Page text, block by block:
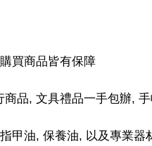
買商品皆有保障
商品, 文具禮品一手包辦,
甲油, 保養油, 以及專業器